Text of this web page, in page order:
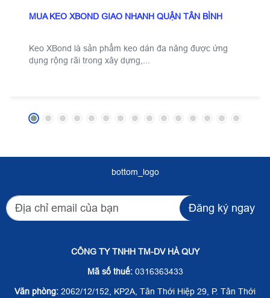
MUA KEO XBOND GIAO NHANH QUẬN TÂN BÌNH
Keo XBond là sản phẩm keo dán đa năng được ứng
dụng rộng rãi trong xây dựng,...
bottom_logo
Đăng ký ngay
CÔNG TY TNHH TM-DV HÀ QUY
Mã số thuế:0316363433
Văn phòng: 2062/12/152, KP2A, Tân Thới Hiệp 29, P. Tân Thới